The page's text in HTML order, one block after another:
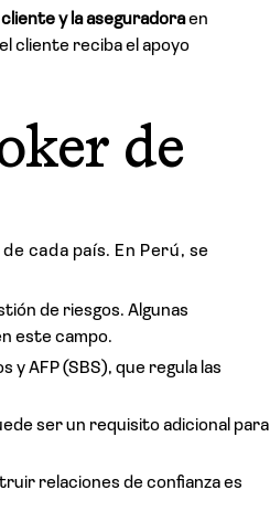
y la aseguradoraen
cliente reciba el apoyo
de
cada país. En Perú, se
de riesgos. Algunas
este campo.
y AFP (SBS), que regula las
ser un requisito adicional para
relaciones de confianza es